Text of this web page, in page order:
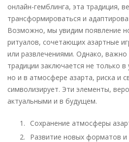
онлайн-гемблинга, эта традиция,
трансформироваться и
Возможно, мы увидим появление
ритуалов, сочетающих азартные
или развлечениями. Однако,
традиции заключается не только
но и в атмосфере азарта, риска и
символизирует. Эти элементы,
актуальными и в будущем.
Сохранение атмосферы
Развитие новых форматов и